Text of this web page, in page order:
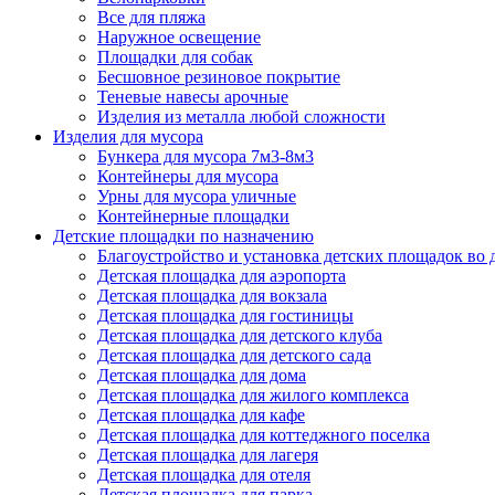
Все для пляжа
Наружное освещение
Площадки для собак
Бесшовное резиновое покрытие
Теневые навесы арочные
Изделия из металла любой сложности
Изделия для мусора
Бункера для мусора 7м3-8м3
Контейнеры для мусора
Урны для мусора уличные
Контейнерные площадки
Детские площадки по назначению
Благоустройство и установка детских площадок
Детская площадка для аэропорта
Детская площадка для вокзала
Детская площадка для гостиницы
Детская площадка для детского клуба
Детская площадка для детского сада
Детская площадка для дома
Детская площадка для жилого комплекса
Детская площадка для кафе
Детская площадка для коттеджного поселка
Детская площадка для лагеря
Детская площадка для отеля